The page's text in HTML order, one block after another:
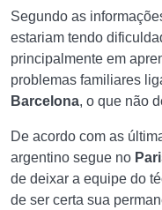
Segundo as
estariam tendo
principalmente em
problemas familiares
Barcelona, o que não
De acordo com as
argentino segue no
de deixar a equipe do
de ser certa sua